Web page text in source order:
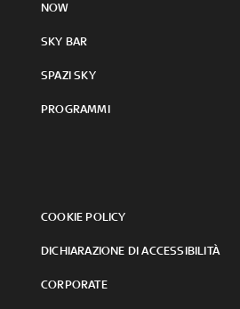
NOW
SKY BAR
SPAZI SKY
PROGRAMMI
COOKIE POLICY
DICHIARAZIONE DI ACCESSIBILITÀ
CORPORATE